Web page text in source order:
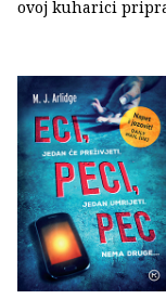
ovoj kuharici